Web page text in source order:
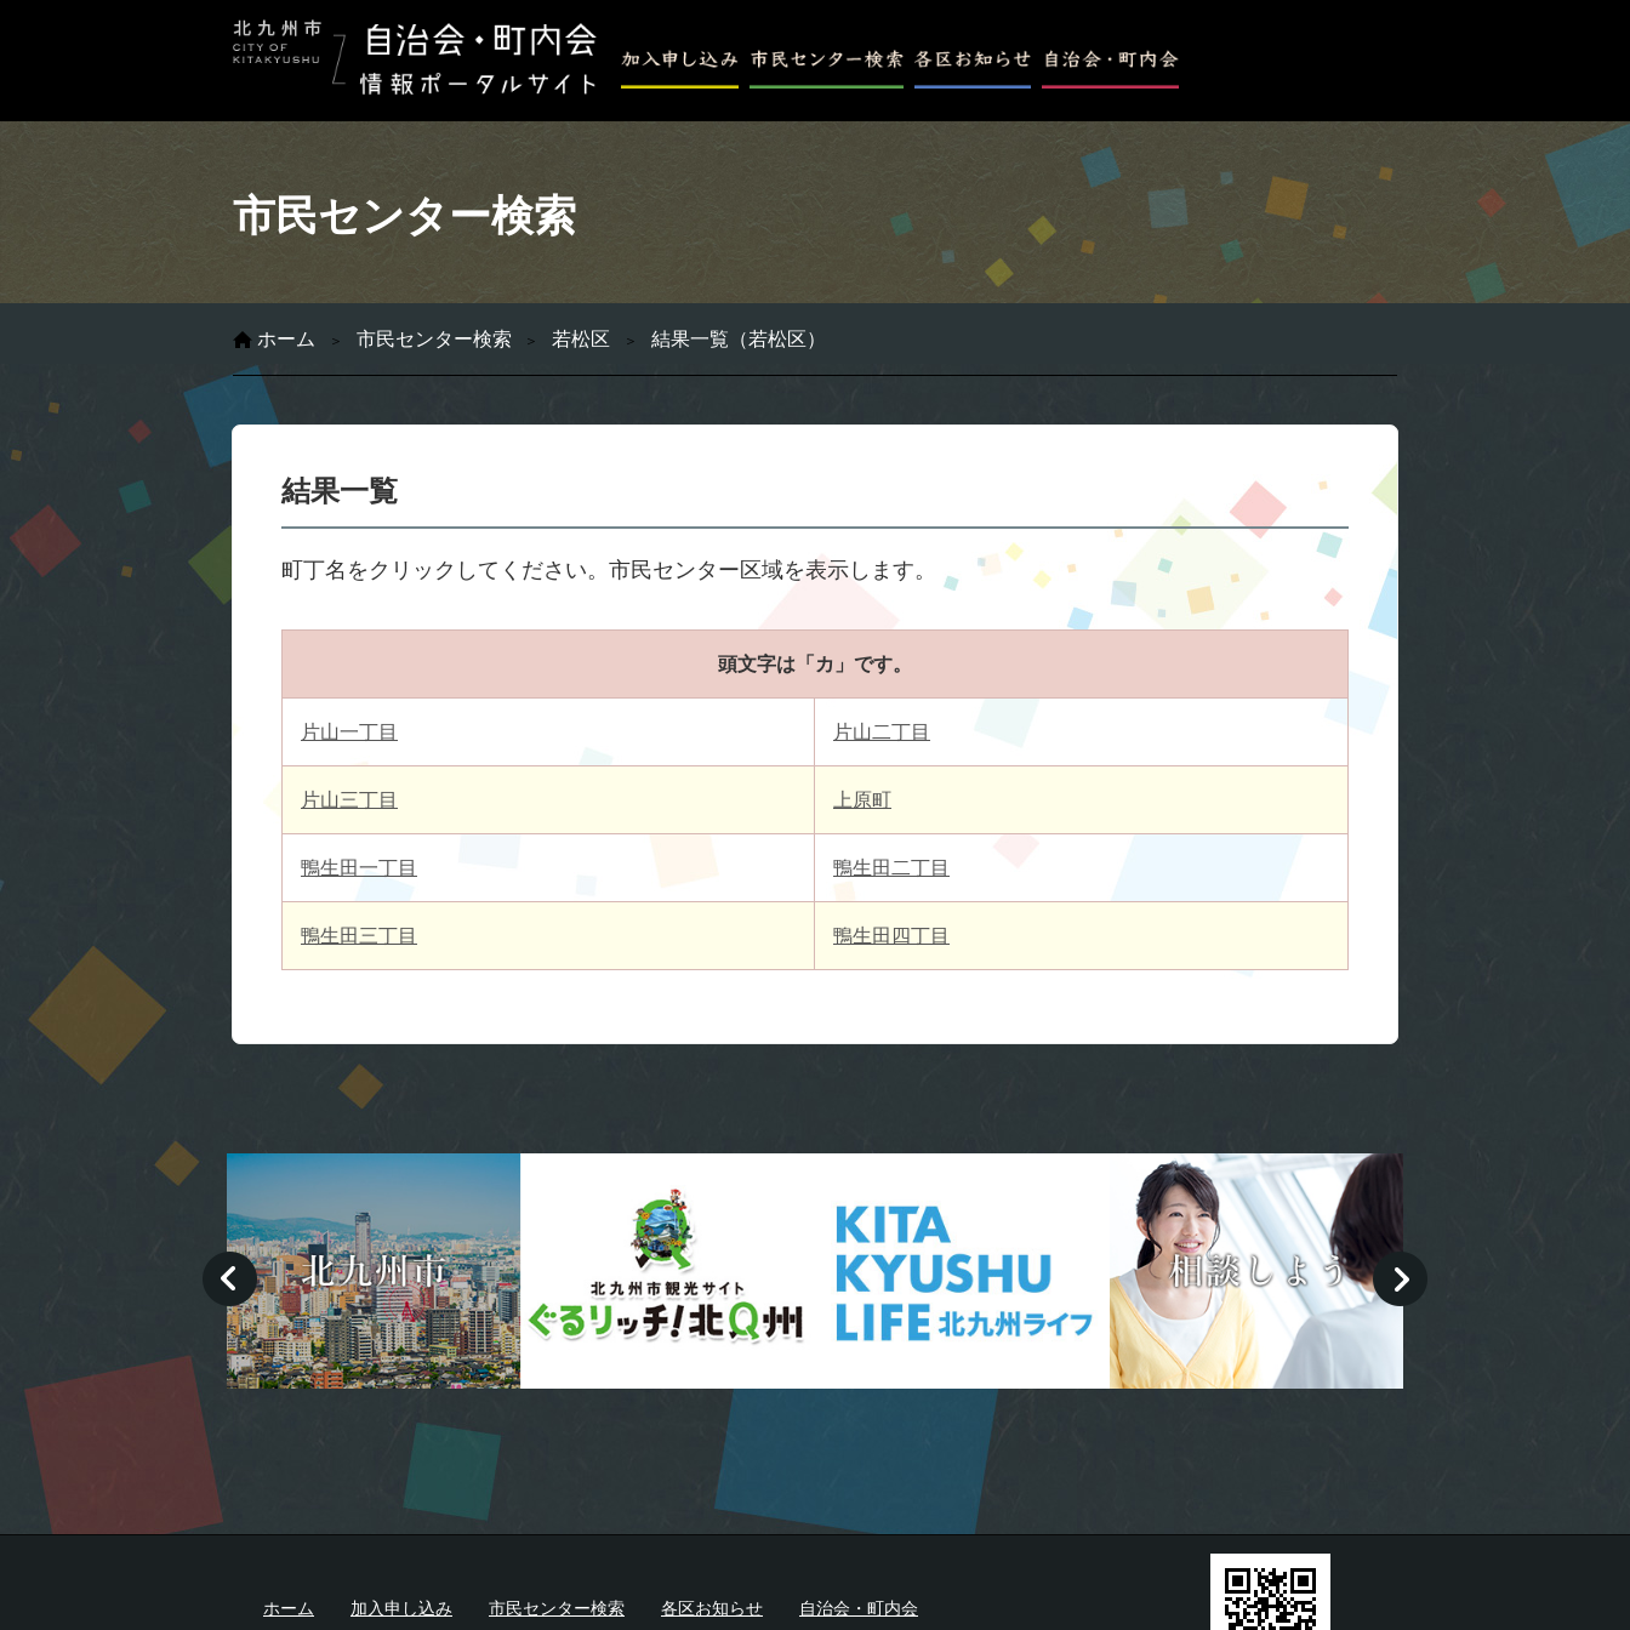
市民センター検索
ホーム 市民センター検索 若松区 結果一覧（若松区）
結果一覧
町丁名をクリックしてください。市民センター区域を表示します。
頭文字は「カ」です。
片山一丁目 片山二丁目
片山三丁目 上原町
鴨生田一丁目 鴨生田二丁目
鴨生田三丁目 鴨生田四丁目
ホーム 加入申し込み 市民センター検索 各区お知らせ 自治会・町内会